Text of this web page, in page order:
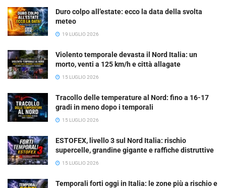
Duro colpo all’estate: ecco la data della svolta
meteo
19 LUGLIO 2026
Violento temporale devasta il Nord Italia: un
morto, venti a 125 km/h e città allagate
15 LUGLIO 2026
Tracollo delle temperature al Nord: fino a 16-17
gradi in meno dopo i temporali
15 LUGLIO 2026
ESTOFEX, livello 3 sul Nord Italia: rischio
supercelle, grandine gigante e raffiche distruttive
15 LUGLIO 2026
Temporali forti oggi in Italia: le zone più a rischio e